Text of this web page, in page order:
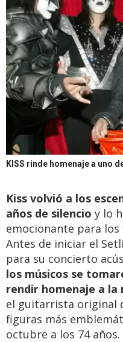
KISS rinde homenaje a uno
Kiss volvió a los
años de silencio y lo
emocionante para
Antes de iniciar el
para su concierto
los músicos se
rendir homenaje a la
el guitarrista original
figuras más
octubre a los 74 años.